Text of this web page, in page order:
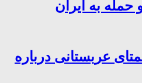
حمله به ایران
عربستانی درباره